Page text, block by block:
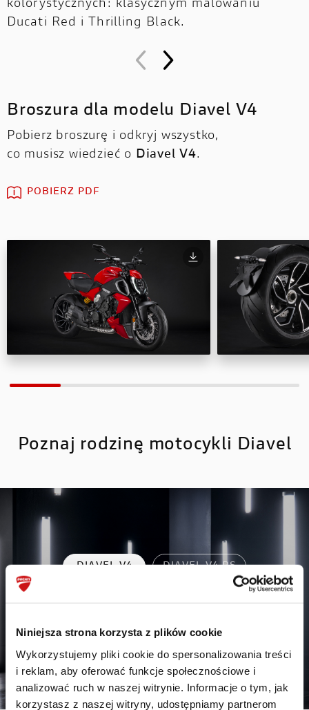
Niniejsza strona korzysta z plików cookie
Wykorzystujemy pliki cookie do spersonalizowania treści
i reklam, aby oferować funkcje społecznościowe i
analizować ruch w naszej witrynie. Informacje o tym, jak
korzystasz z naszej witryny, udostępniamy partnerom
kolorystycznych: klasycznym malowaniu
Ducati Red i Thrilling Black.
Broszura dla modelu Diavel V4
Pobierz broszurę i odkryj wszystko,
co musisz wiedzieć o Diavel V4.
POBIERZ PDF
Poznaj rodzinę motocykli Diavel
DIAVEL V4 DIAVEL V4 RS